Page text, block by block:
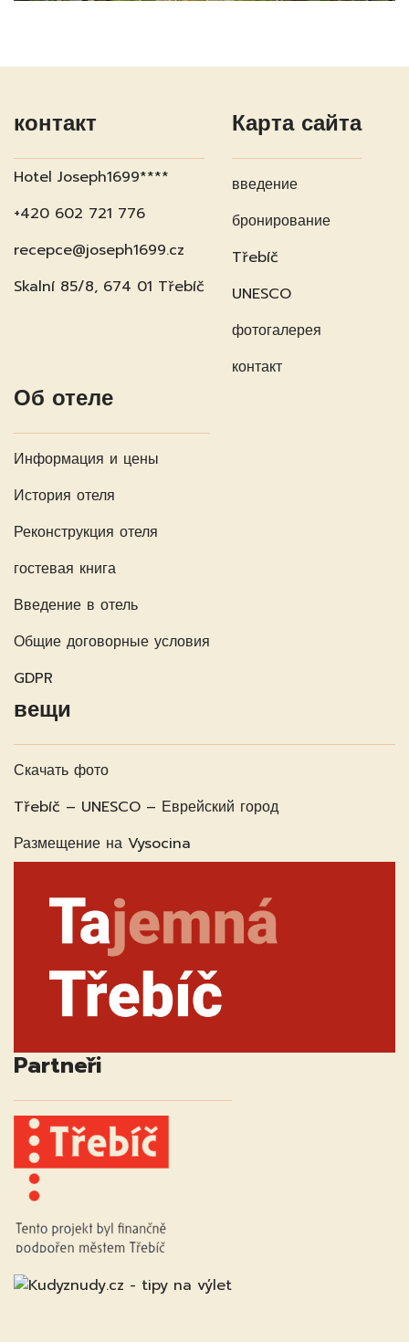
контакт
Hotel Joseph1699****
+420 602 721 776
recepce@joseph1699.cz
Skalní 85/8, 674 01 Třebíč
Карта сайта
введение
бронирование
Třebíč
UNESCO
фотогалерея
контакт
Об отеле
Информация и цены
История отеля
Реконструкция отеля
гостевая книга
Введение в отель
Общие договорные условия
GDPR
вещи
Скачать фото
Třebíč – UNESCO – Еврейский город
Размещение на Vysocina
Partneři